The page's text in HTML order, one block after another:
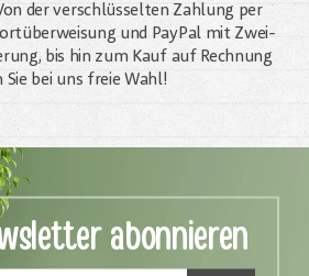
der verschlüsselten Zahlung per
und PayPal mit Zwei-
bis hin zum Kauf auf Rechnung
Sie bei uns freie Wahl!
abonnieren